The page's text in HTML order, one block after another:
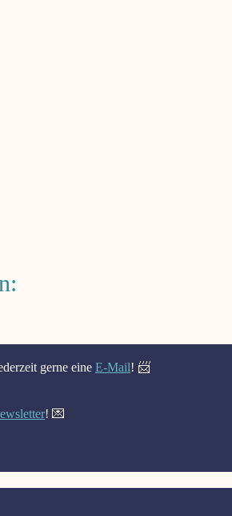
gerne eine E-Mail! 📨
! 💌